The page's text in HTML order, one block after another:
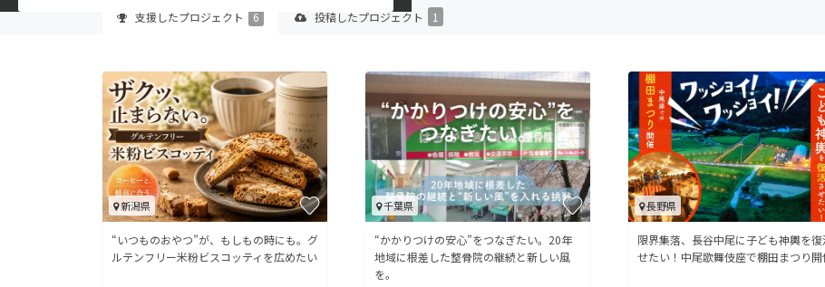
CAMPFIREふるさと納税
machi-ya コミュニティ
支援したプロジェクト 6 投稿したプロジェクト 1
新潟県
“いつものおやつ”が、もしもの時にも。グ
ルテンフリー米粉ビスコッティを広めたい
千葉県
“かかりつけの安心”をつなぎたい。20年
地域に根差した整骨院の継続と新しい風
を。
長野県
限界集落、長谷中尾に子ども神輿を復
せたい！中尾歌舞伎座で棚田まつり開